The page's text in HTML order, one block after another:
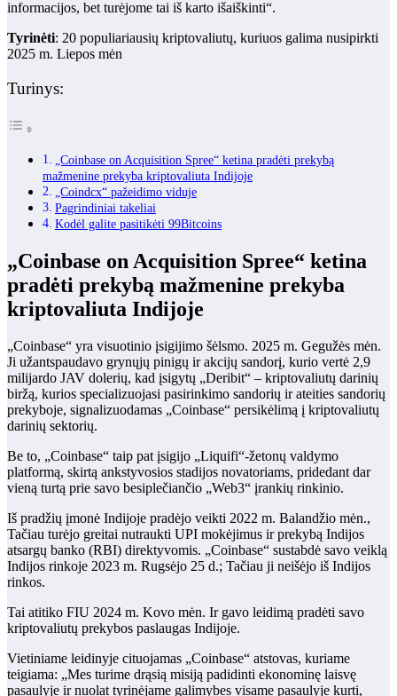
informacijos, bet turėjome tai iš karto išaiškinti“.
Tyrinėti: 20 populiariausių kriptovaliutų, kuriuos galima nusipirkti
2025 m. Liepos mėn
Turinys:
„Coinbase on Acquisition Spree“ ketina pradėti prekybą
mažmenine prekyba kriptovaliuta Indijoje
„Coindcx“ pažeidimo viduje
Pagrindiniai takeliai
Kodėl galite pasitikėti 99Bitcoins
„Coinbase on Acquisition Spree“ ketina
pradėti prekybą mažmenine prekyba
kriptovaliuta Indijoje
„Coinbase“ yra visuotinio įsigijimo šėlsmo. 2025 m. Gegužės mėn.
Ji užantspaudavo grynųjų pinigų ir akcijų sandorį, kurio vertė 2,9
milijardo JAV dolerių, kad įsigytų „Deribit“ – kriptovaliutų darinių
biržą, kurios specializuojasi pasirinkimo sandorių ir ateities sandorių
prekyboje, signalizuodamas „Coinbase“ persikėlimą į kriptovaliutų
darinių sektorių.
Be to, „Coinbase“ taip pat įsigijo „Liquifi“-žetonų valdymo
platformą, skirtą ankstyvosios stadijos novatoriams, pridedant dar
vieną turtą prie savo besiplečiančio „Web3“ įrankių rinkinio.
Iš pradžių įmonė Indijoje pradėjo veikti 2022 m. Balandžio mėn.,
Tačiau turėjo greitai nutraukti UPI mokėjimus ir prekybą Indijos
atsargų banko (RBI) direktyvomis. „Coinbase“ sustabdė savo veiklą
Indijos rinkoje 2023 m. Rugsėjo 25 d.; Tačiau ji neišėjo iš Indijos
rinkos.
Tai atitiko FIU 2024 m. Kovo mėn. Ir gavo leidimą pradėti savo
kriptovaliutų prekybos paslaugas Indijoje.
Vietiniame leidinyje cituojamas „Coinbase“ atstovas, kuriame
teigiama: „Mes turime drąsią misiją padidinti ekonominę laisvę
pasaulyje ir nuolat tyrinėjame galimybes visame pasaulyje kurti,